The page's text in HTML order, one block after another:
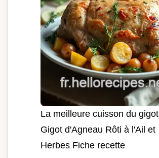
La meilleure cuisson du
Gigot d'Agneau Rôti à l'Ail et
Herbes Fiche recette